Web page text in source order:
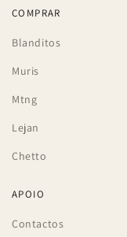
COMPRAR
Blanditos
Muris
Mtng
Lejan
Chetto
APOIO
Contactos